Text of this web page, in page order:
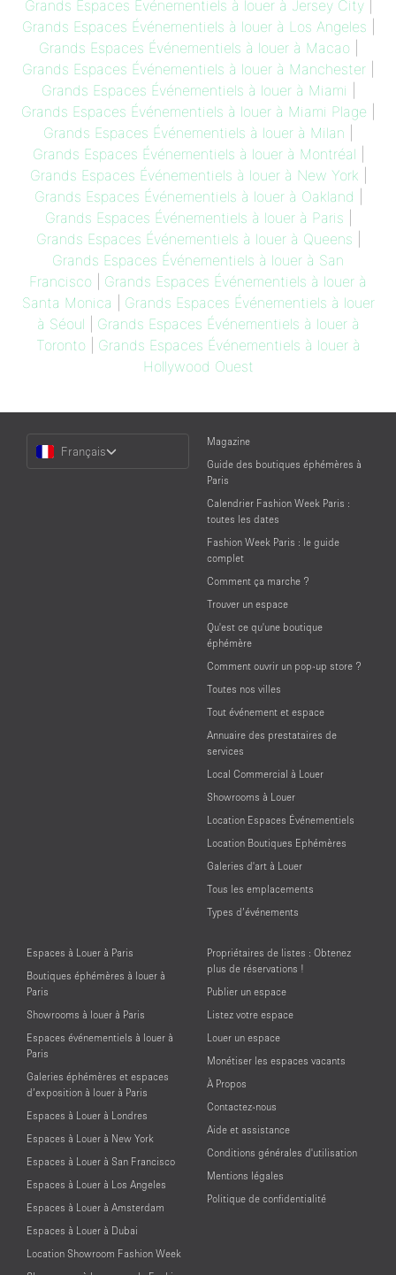
Grands Espaces Événementiels à louer à Jersey City|
Grands Espaces Événementiels à louer à Los Angeles
Grands Espaces Événementiels à louer à Macao|
Grands Espaces Événementiels à louer à Manchester
Grands Espaces Événementiels à louer à Miami
Grands Espaces Événementiels à louer à Miami Plage
Grands Espaces Événementiels à louer à Milan
Grands Espaces Événementiels à louer à Montréal
Grands Espaces Événementiels à louer à New York
Grands Espaces Événementiels à louer à Oakland
Grands Espaces Événementiels à louer à Paris
Grands Espaces Événementiels à louer à Queens
Grands Espaces Événementiels à louer à San
Francisco
Grands Espaces Événementiels à louer à
Santa Monica
Grands Espaces Événementiels à louer
à Séoul
Grands Espaces Événementiels à louer à
Toronto| Grands Espaces Événementiels à louer à
Hollywood Ouest
Language
Français
Magazine
Guide des boutiques éphémères à
Paris
Calendrier Fashion Week Paris :
toutes les dates
Fashion Week Paris : le guide
complet
Comment ça marche ?
Trouver un espace
Qu'est ce qu'une boutique
éphémère
Comment ouvrir un pop-up store ?
Toutes nos villes
Tout événement et espace
Annuaire des prestataires de
services
Local Commercial à Louer
Showrooms à Louer
Location Espaces Événementiels
Location Boutiques Ephémères
Galeries d'art à Louer
Tous les emplacements
Types d’événements
Espaces à Louer à Paris
Boutiques éphémères à louer à
Paris
Showrooms à louer à Paris
Espaces événementiels à louer à
Paris
Galeries éphémères et espaces
d’exposition à louer à Paris
Espaces à Louer à Londres
Espaces à Louer à New York
Espaces à Louer à San Francisco
Espaces à Louer à Los Angeles
Espaces à Louer à Amsterdam
Espaces à Louer à Dubai
Location Showroom Fashion Week
Propriétaires de listes : Obtenez
plus de réservations !
Publier un espace
Listez votre espace
Louer un espace
Monétiser les espaces vacants
À Propos
Contactez-nous
Aide et assistance
Conditions générales d'utilisation
Mentions légales
Politique de confidentialité